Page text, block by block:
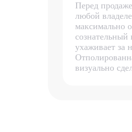
Перед
любой
максимально
сознательный
ухаживает за
визуально